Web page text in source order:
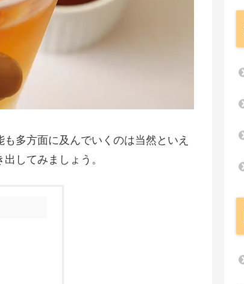
多方面に及んでいくのは当然といえ
してみましょう。